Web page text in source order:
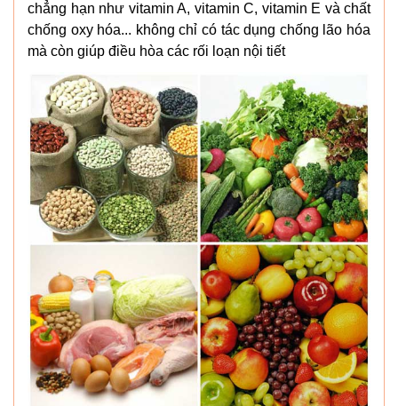
chẳng hạn như vitamin A, vitamin C, vitamin E và chất
chống oxy hóa... không chỉ có tác dụng chống lão hóa
mà còn giúp điều hòa các rối loạn nội tiết